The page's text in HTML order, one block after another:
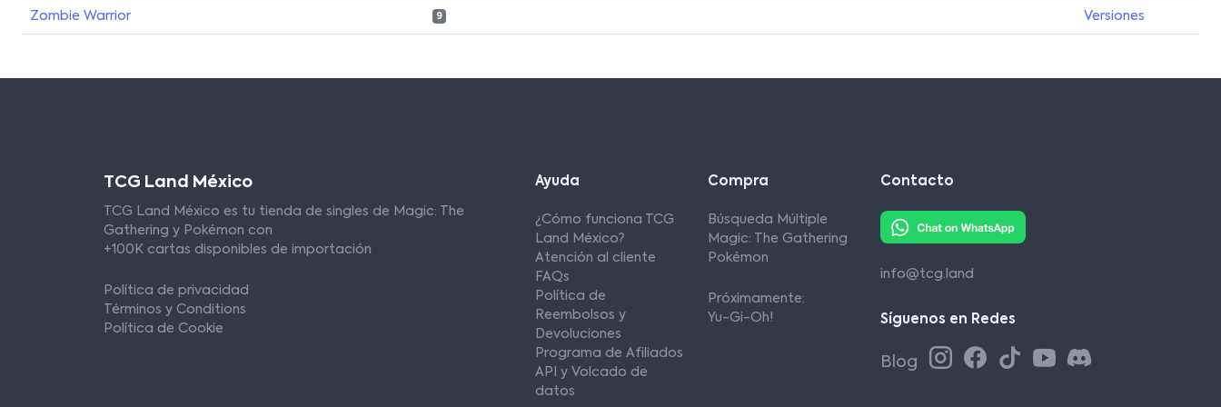
Zombie Warrior 9 Versiones
TCG Land México
TCG Land México es tu tienda de singles de Magic: The
Gathering y Pokémon con
+100K cartas disponibles de importación
Política de privacidad
Términos y Conditions
Política de Cookie
Ayuda
¿Cómo funciona TCG
Land México?
Atención al cliente
FAQs
Política de
Reembolsos y
Devoluciones
Programa de Afiliados
API y Volcado de
datos
Compra
Búsqueda Múltiple
Magic: The Gathering
Pokémon
Próximamente:
Yu-Gi-Oh!
Contacto
info@tcg.land
Síguenos en Redes
Blog